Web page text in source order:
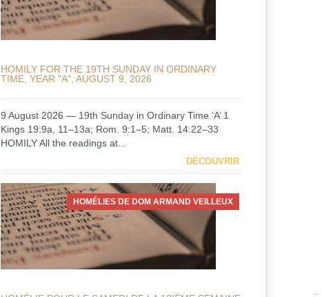
HOMILY FOR THE 19TH SUNDAY IN ORDINARY
TIME, YEAR "A", AUGUST 9, 2026
9 August 2026 — 19th Sunday in Ordinary Time ‘A’ 1
Kings 19:9a, 11–13a; Rom. 9:1–5; Matt. 14:22–33
HOMILY All the readings at...
DÉCOUVRIR
HOMÉLIES DE DOM ARMAND VEILLEUX